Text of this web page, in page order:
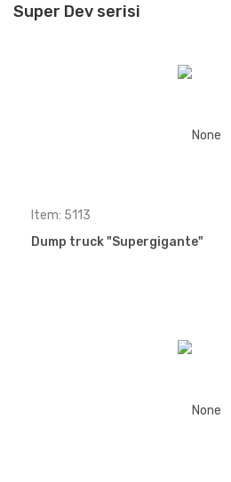
Super Dev serisi
Item: 5113
Dump truck "Supergigante"